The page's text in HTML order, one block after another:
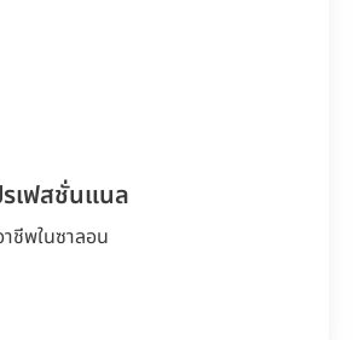
เฟสชั่นแนล
ชีพในซาลอน